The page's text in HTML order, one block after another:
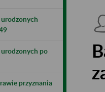
po
przyznania